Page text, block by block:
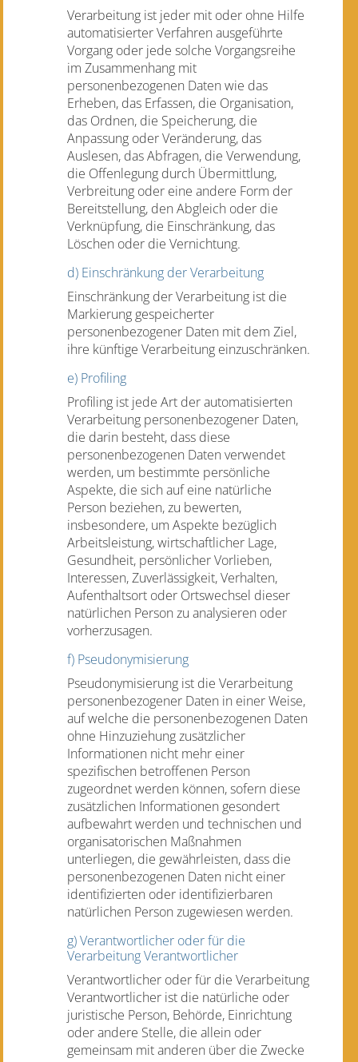
Verarbeitung ist jeder mit oder ohne Hilfe
automatisierter Verfahren ausgeführte
Vorgang oder jede solche Vorgangsreihe
im Zusammenhang mit
personenbezogenen Daten wie das
Erheben, das Erfassen, die Organisation,
das Ordnen, die Speicherung, die
Anpassung oder Veränderung, das
Auslesen, das Abfragen, die Verwendung,
die Offenlegung durch Übermittlung,
Verbreitung oder eine andere Form der
Bereitstellung, den Abgleich oder die
Verknüpfung, die Einschränkung, das
Löschen oder die Vernichtung.
d) Einschränkung der Verarbeitung
Einschränkung der Verarbeitung ist die
Markierung gespeicherter
personenbezogener Daten mit dem Ziel,
ihre künftige Verarbeitung einzuschränken.
e) Profiling
Profiling ist jede Art der automatisierten
Verarbeitung personenbezogener Daten,
die darin besteht, dass diese
personenbezogenen Daten verwendet
werden, um bestimmte persönliche
Aspekte, die sich auf eine natürliche
Person beziehen, zu bewerten,
insbesondere, um Aspekte bezüglich
Arbeitsleistung, wirtschaftlicher Lage,
Gesundheit, persönlicher Vorlieben,
Interessen, Zuverlässigkeit, Verhalten,
Aufenthaltsort oder Ortswechsel dieser
natürlichen Person zu analysieren oder
vorherzusagen.
f) Pseudonymisierung
Pseudonymisierung ist die Verarbeitung
personenbezogener Daten in einer Weise,
auf welche die personenbezogenen Daten
ohne Hinzuziehung zusätzlicher
Informationen nicht mehr einer
spezifischen betroffenen Person
zugeordnet werden können, sofern diese
zusätzlichen Informationen gesondert
aufbewahrt werden und technischen und
organisatorischen Maßnahmen
unterliegen, die gewährleisten, dass die
personenbezogenen Daten nicht einer
identifizierten oder identifizierbaren
natürlichen Person zugewiesen werden.
g) Verantwortlicher oder für die
Verarbeitung Verantwortlicher
Verantwortlicher oder für die Verarbeitung
Verantwortlicher ist die natürliche oder
juristische Person, Behörde, Einrichtung
oder andere Stelle, die allein oder
gemeinsam mit anderen über die Zwecke